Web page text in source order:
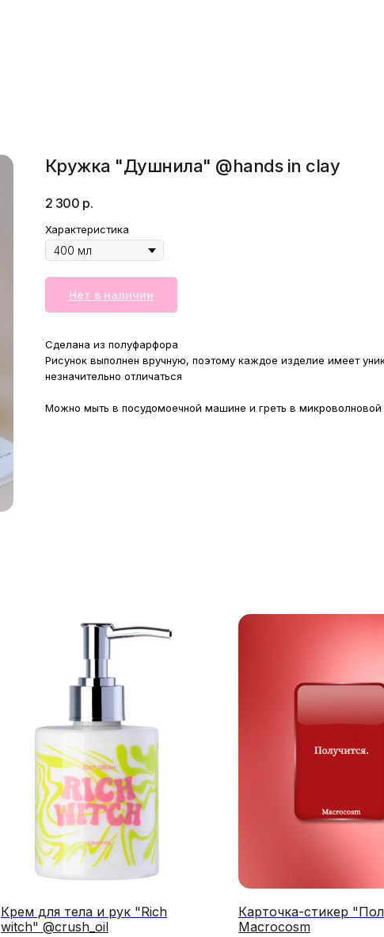
Кружка "Душнила" @hands in clay
2 300 р.
Характеристика
Нет в наличии
Сделана из полуфарфора
Рисунок выполнен вручную, поэтому каждое изделие имеет
незначительно отличаться
Можно мыть в посудомоечной машине и греть в микроволновой
Крем для тела и рук "Rich
witch" @crush_oil
Карточка-стикер
Macrocosm